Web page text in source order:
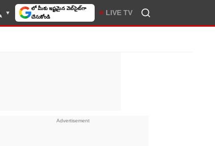
10TV సెలెక్ట్ చేసుకోండి LIVE TV